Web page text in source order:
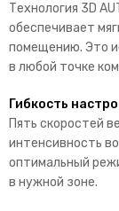
Технология 3D
обеспечивает
помещению. Это
в любой точке
Гибкость
Пять скоростей
интенсивность
оптимальный
в нужной зоне.